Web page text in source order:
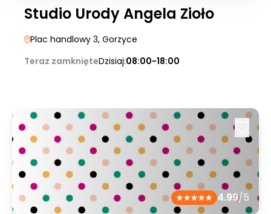
Studio Urody Angela Zioło
Plac handlowy 3, Gorzyce
Teraz zamknięteDzisiaj:08:00-18:00
4.99/5